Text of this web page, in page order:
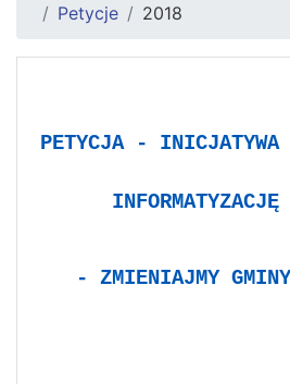
Petycje
2018
PETYCJA - INICJATYWA -
INFORMATYZACJĘ
- ZMIENIAJMY